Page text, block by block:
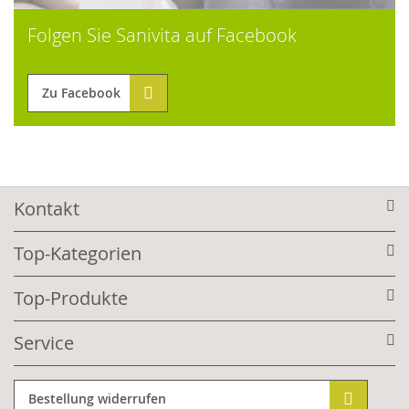
Folgen Sie Sanivita auf Facebook
Zu Facebook
Kontakt
Top-Kategorien
Top-Produkte
Service
Bestellung widerrufen